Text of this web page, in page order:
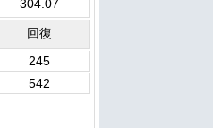
304.07
回復
245
542